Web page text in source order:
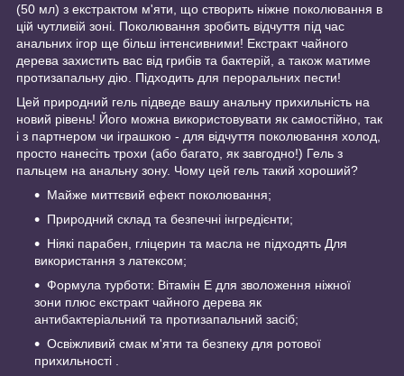
(50 мл) з екстрактом м'яти, що створить ніжне поколювання в
цій чутливій зоні. Поколювання зробить відчуття під час
анальних ігор ще більш інтенсивними! Екстракт чайного
дерева захистить вас від грибів та бактерій, а також матиме
протизапальну дію. Підходить для пероральних пести!
Цей природний гель підведе вашу анальну прихильність на
новий рівень! Його можна використовувати як самостійно, так
і з партнером чи іграшкою - для відчуття поколювання холод,
просто нанесіть трохи (або багато, як завгодно!) Гель з
пальцем на анальну зону. Чому цей гель такий хороший?
Майже миттєвий ефект поколювання;
Природний склад та безпечні інгредієнти;
Ніякі парабен, гліцерин та масла не підходять Для
використання з латексом;
Формула турботи: Вітамін Е для зволоження ніжної
зони плюс екстракт чайного дерева як
антибактеріальний та протизапальний засіб;
Освіжливий смак м'яти та безпеку для ротової
прихильності .